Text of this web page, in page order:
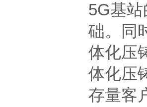
5G基
础。同
体化压
体化压
存量客